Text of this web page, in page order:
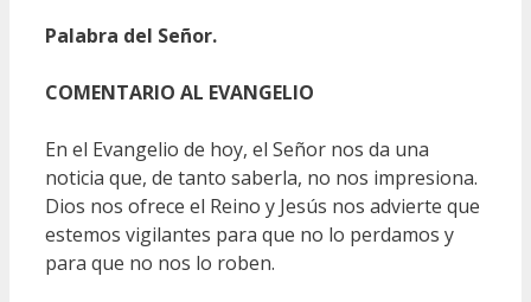
Palabra del Señor.
COMENTARIO AL EVANGELIO
En el Evangelio de hoy, el Señor nos da una
noticia que, de tanto saberla, no nos impresiona.
Dios nos ofrece el Reino y Jesús nos advierte que
estemos vigilantes para que no lo perdamos y
para que no nos lo roben.